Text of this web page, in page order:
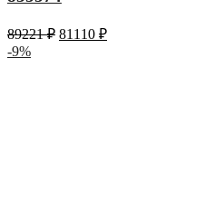
89221₽ 81110 ₽
-9%